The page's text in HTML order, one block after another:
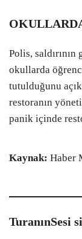
Polis,
okullarda
tutulduğunu
restoranın
panik içinde
Kaynak: Haber
TuranınSesi